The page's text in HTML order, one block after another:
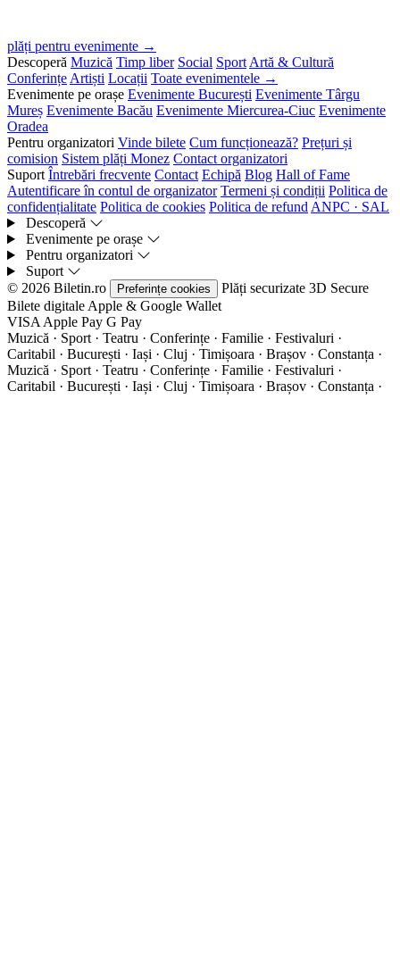
plăți pentru evenimente →
Descoperă Muzică Timp liber Social Sport Artă & Cultură
Conferințe Artiști Locații Toate evenimentele →
Evenimente pe orașe Evenimente București Evenimente Târgu
Mureș Evenimente Bacău Evenimente Miercurea-Ciuc Evenimente
Oradea
Pentru organizatori Vinde bilete Cum funcționează? Prețuri și
comision Sistem plăți Monez Contact organizatori
Suport Întrebări frecvente Contact Echipă Blog Hall of Fame
Autentificare în contul de organizator Termeni și condiții Politica de
confidențialitate Politica de cookies Politica de refund ANPC · SAL
Descoperă
Evenimente pe orașe
Pentru organizatori
Suport
© 2026 Biletin.ro
Preferințe cookies Plăți securizate 3D Secure
Bilete digitale Apple & Google Wallet
VISA Apple Pay G Pay
Muzică · Sport · Teatru · Conferințe · Familie · Festivaluri ·
Caritabil · București · Iași · Cluj · Timișoara · Brașov · Constanța ·
Muzică · Sport · Teatru · Conferințe · Familie · Festivaluri ·
Caritabil · București · Iași · Cluj · Timișoara · Brașov · Constanța ·